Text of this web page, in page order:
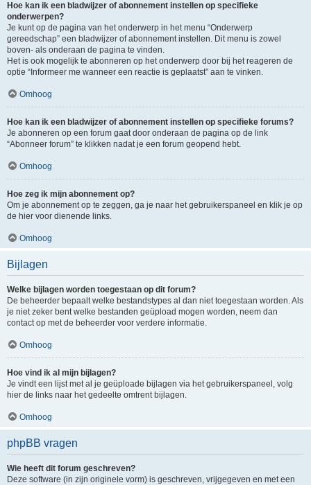
Hoe kan ik een bladwijzer of abonnement instellen op specifieke
onderwerpen?
Je kunt op de pagina van het onderwerp in het menu “Onderwerp
gereedschap” een bladwijzer of abonnement instellen. Dit menu is zowel
boven- als onderaan de pagina te vinden.
Het is ook mogelijk te abonneren op het onderwerp door bij het reageren de
optie “Informeer me wanneer een reactie is geplaatst” aan te vinken.
Omhoog
Hoe kan ik een bladwijzer of abonnement instellen op specifieke forums?
Je abonneren op een forum gaat door onderaan de pagina op de link
“Abonneer forum” te klikken nadat je een forum geopend hebt.
Omhoog
Hoe zeg ik mijn abonnement op?
Om je abonnement op te zeggen, ga je naar het gebruikerspaneel en klik je op
de hier voor dienende links.
Omhoog
Bijlagen
Welke bijlagen worden toegestaan op dit forum?
De beheerder bepaalt welke bestandstypes al dan niet toegestaan worden. Als
je niet zeker bent welke bestanden geüpload mogen worden, neem dan
contact op met de beheerder voor verdere informatie.
Omhoog
Hoe vind ik al mijn bijlagen?
Je vindt een lijst met al je geüploade bijlagen via het gebruikerspaneel, volg
hier de links naar het gedeelte omtrent bijlagen.
Omhoog
phpBB vragen
Wie heeft dit forum geschreven?
Deze software (in zijn originele vorm) is geschreven, vrijgegeven en met een